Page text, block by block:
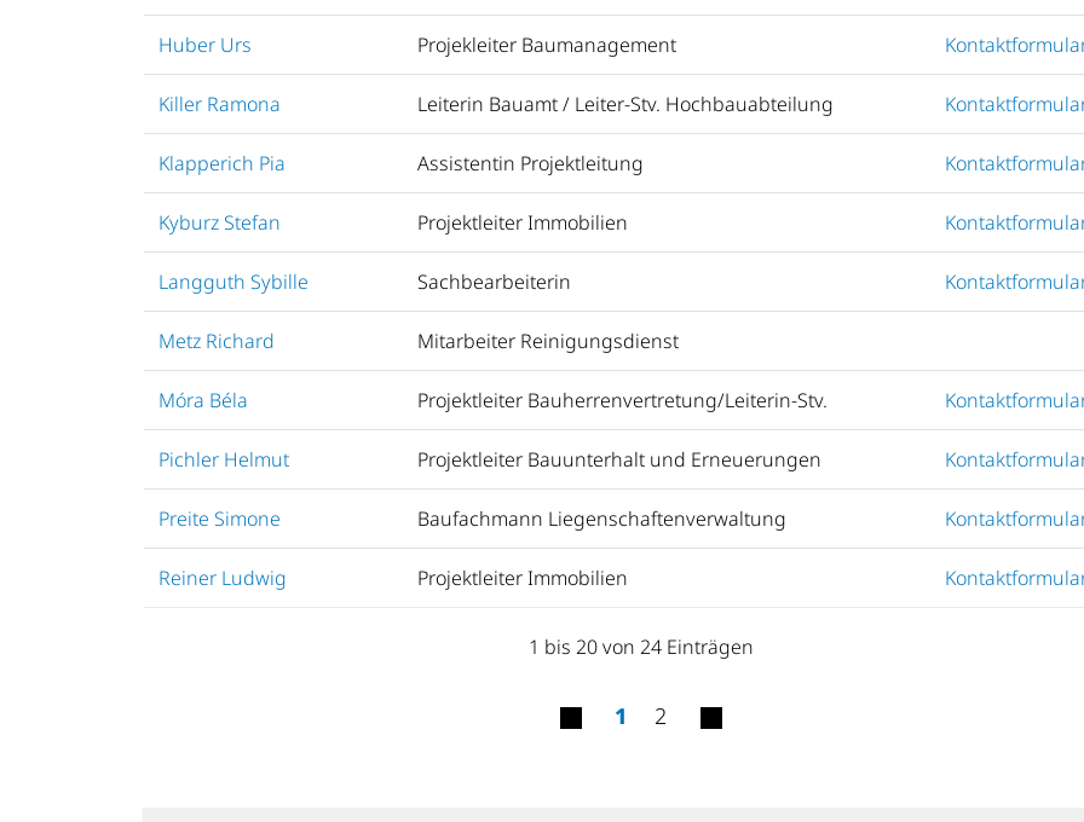
Huber Urs Projekleiter Baumanagement
Killer Ramona Leiterin Bauamt / Leiter-Stv. Hochbauabteilung
Klapperich Pia Assistentin Projektleitung
Kyburz Stefan Projektleiter Immobilien
Langguth Sybille Sachbearbeiterin
Metz Richard Mitarbeiter Reinigungsdienst
Móra Béla Projektleiter Bauherrenvertretung/Leiterin-Stv.
Pichler Helmut Projektleiter Bauunterhalt und Erneuerungen
Preite Simone Baufachmann Liegenschaftenverwaltung
Reiner Ludwig Projektleiter Immobilien
1 bis 20 von 24 Einträgen
1 2